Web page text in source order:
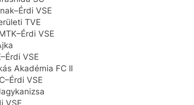
VSE
TVE
VSE
VSE
Akadémia FC II
VSE
VSE